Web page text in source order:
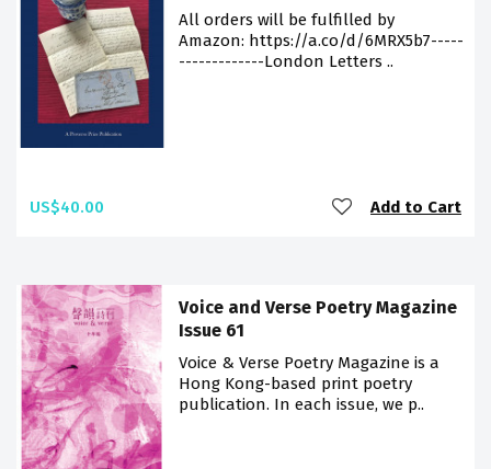
All orders will be fulfilled by
Amazon: https://a.co/d/6MRX5b7-----
-------------London Letters ..
US$40.00 Add to Cart
Voice and Verse Poetry Magazine
Issue 61
Voice & Verse Poetry Magazine is a
Hong Kong-based print poetry
publication. In each issue, we p..